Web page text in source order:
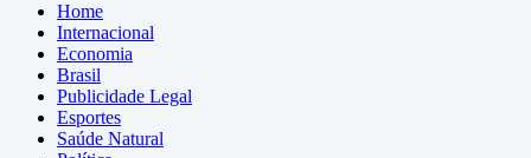
Home
Internacional
Economia
Brasil
Publicidade Legal
Esportes
Saúde Natural